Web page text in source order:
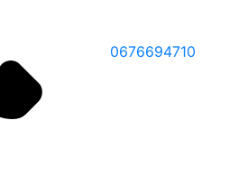
0676694710